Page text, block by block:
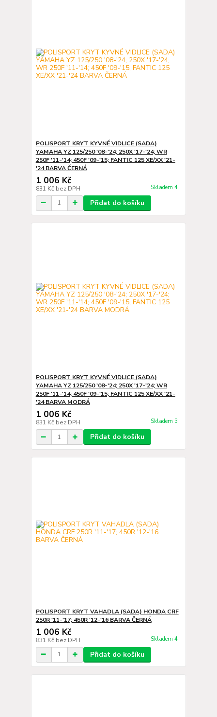
POLISPORT KRYT KYVNÉ VIDLICE (SADA)
YAMAHA YZ 125/250 '08-'24; 250X '17-'24; WR
250F '11-'14; 450F '09-'15; FANTIC 125 XE/XX '21-
'24 BARVA ČERNÁ
1 006 Kč
831 Kč bez DPH Skladem 4
Přidat do košíku
POLISPORT KRYT KYVNÉ VIDLICE (SADA)
YAMAHA YZ 125/250 '08-'24; 250X '17-'24; WR
250F '11-'14; 450F '09-'15; FANTIC 125 XE/XX '21-
'24 BARVA MODRÁ
1 006 Kč
831 Kč bez DPH Skladem 3
Přidat do košíku
POLISPORT KRYT VAHADLA (SADA) HONDA CRF
250R '11-'17; 450R '12-'16 BARVA ČERNÁ
1 006 Kč
831 Kč bez DPH Skladem 4
Přidat do košíku